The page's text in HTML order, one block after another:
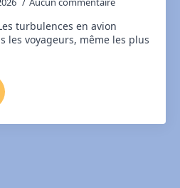
turbulences en avion
les voyageurs, même les plus